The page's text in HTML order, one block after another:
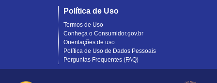
Política de Uso
Termos de Uso
Conheça o Consumidor.gov.br
Orientações de uso
Política de Uso de Dados Pessoais
Perguntas Frequentes (FAQ)